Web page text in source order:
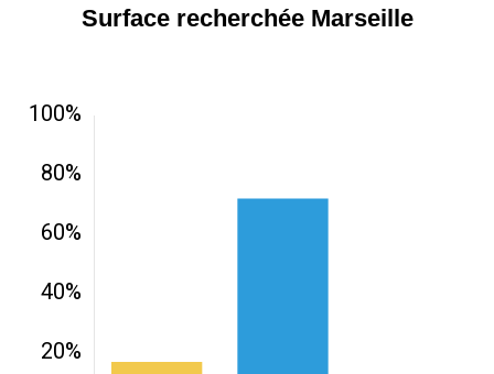
Surface recherchée Marseille